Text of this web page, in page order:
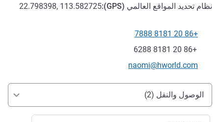
نظام تحديد المواقع العالمي (GPS
):
22.798398, 113.582725
الهاتف
+86 20 8181 7888
فاكس
+86 20 8181 6288
تواصل معنا عبر البريد الإلكتروني
naomi@hworld.com
الوصول والتنقل
الوصول والنقل (2)